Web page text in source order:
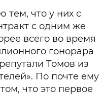
тем, что у них с
с одним же
всего во время
гонорара
Томов из
По почте ему
что это первое